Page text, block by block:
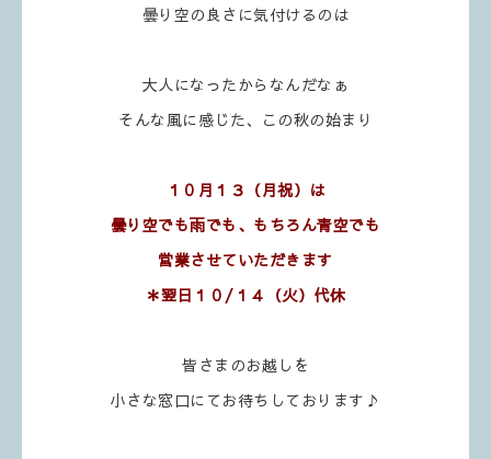
曇り空の良さに気付けるのは
大人になったからなんだなぁ
そんな風に感じた、この秋の始まり
１０月１３（月祝）は
曇り空でも雨でも、もちろん青空でも
営業させていただきます
＊翌日１０/１４（火）代休
皆さまのお越しを
小さな窓口にてお待ちしております♪